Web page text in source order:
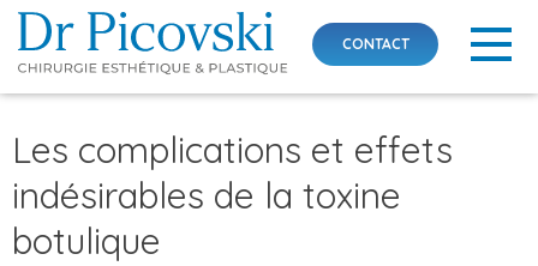
content
CONTACT
Les complications et effets
indésirables de la toxine
botulique